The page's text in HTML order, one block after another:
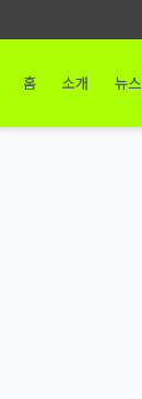
홈 소개 뉴스